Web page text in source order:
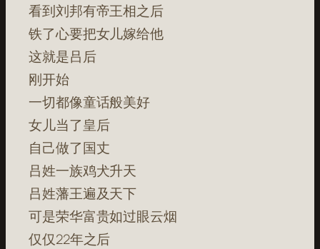
看到刘邦有帝王相之后
铁了心要把女儿嫁给他
这就是吕后
刚开始
一切都像童话般美好
女儿当了皇后
自己做了国丈
吕姓一族鸡犬升天
吕姓藩王遍及天下
可是荣华富贵如过眼云烟
仅仅22年之后